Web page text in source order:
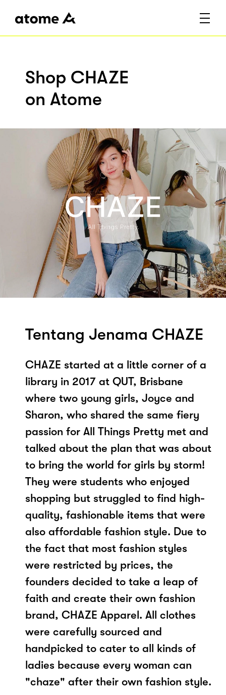
Shop CHAZE
on Atome
Tentang Jenama CHAZE
CHAZE started at a little corner of a
library in 2017 at QUT, Brisbane
where two young girls, Joyce and
Sharon, who shared the same fiery
passion for All Things Pretty met and
talked about the plan that was about
to bring the world for girls by storm!
They were students who enjoyed
shopping but struggled to find high-
quality, fashionable items that were
also affordable fashion style. Due to
the fact that most fashion styles
were restricted by prices, the
founders decided to take a leap of
faith and create their own fashion
brand, CHAZE Apparel. All clothes
were carefully sourced and
handpicked to cater to all kinds of
ladies because every woman can
"chaze" after their own fashion style.